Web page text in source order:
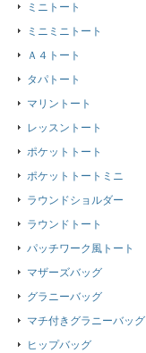
ミニトート
ミニミニトート
Ａ４トート
タパトート
マリントート
レッスントート
ポケットトート
ポケットトートミニ
ラウンドショルダー
ラウンドトート
パッチワーク風トート
マザーズバッグ
グラニーバッグ
マチ付きグラニーバッグ
ヒップバッグ